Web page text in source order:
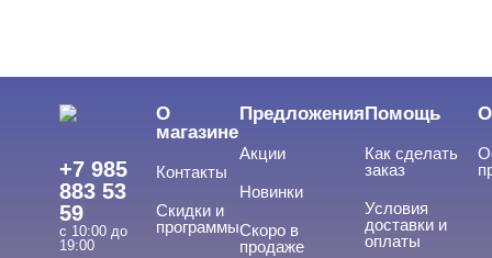
+7 985
883 53
59
с 10:00 до
19:00
О
магазине
Контакты
Скидки и
программы
Предложения
Акции
Новинки
Скоро в
продаже
Помощь
Как сделать
заказ
Условия
доставки и
оплаты